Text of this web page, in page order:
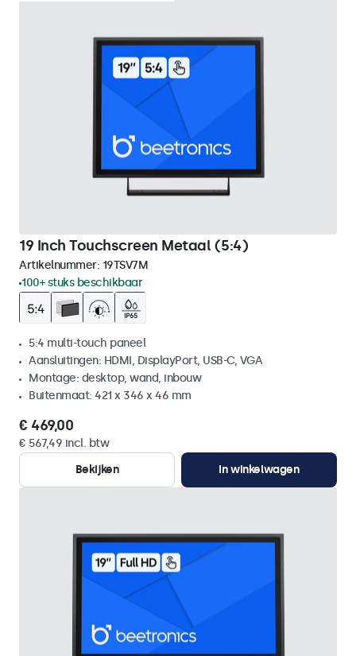
19 Inch Touchscreen Metaal (5:4)
Artikelnummer: 19TSV7M
100+ stuks beschikbaar
5:4 multi-touch paneel
Aansluitingen: HDMI, DisplayPort, USB-C, VGA
Montage: desktop, wand, inbouw
Buitenmaat: 421 x 346 x 46 mm
€ 469,00
€ 567,49 incl. btw
Bekijken
In winkelwagen